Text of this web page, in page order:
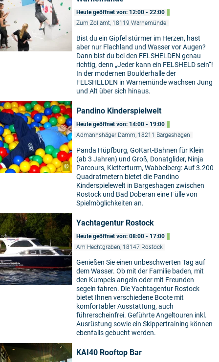
Heute geöffnet von: 12:00 - 22:00
Zum Zollamt, 18119 Warnemünde
Bist du ein Gipfel stürmer im Herzen, hast
aber nur Flachland und Wasser vor Augen?
Dann bist du bei den FELSHELDEN genau
richtig, denn „Jeder kann ein FELSHELD sein“!
In der modernen Boulderhalle der
FELSHELDEN in Warnemünde wachsen Jung
und Alt über sich hinaus.
©
Pandino Kinderspielwelt
Heute geöffnet von: 14:00 - 19:00
Admannshäger Damm, 18211 Bargeshagen
Panda Hüpfburg, GoKart-Bahnen für Klein
(ab 3 Jahren) und Groß, Donatglider, Ninja
Parcours, Kletterturm, Wabbelberg: Auf 3.200
Quadratmetern bietet die Pandino
Kinderspielewelt in Bargeshagen zwischen
Rostock und Bad Doberan eine Fülle von
Spielmöglichkeiten an.
Yachtagentur Rostock
Heute geöffnet von: 08:00 - 17:00
Am Hechtgraben, 18147 Rostock
Genießen Sie einen unbeschwerten Tag auf
dem Wasser. Ob mit der Familie baden, mit
den Kumpels angeln oder mit Freunden
segeln fahren. Die Yachtagentur Rostock
bietet Ihnen verschiedene Boote mit
komfortabler Ausstattung, auch
führerscheinfrei. Geführte Angeltouren inkl.
Ausrüstung sowie ein Skippertraining können
ebenfalls gebucht werden.
KAI40 Rooftop Bar